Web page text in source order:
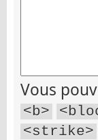
Vous
<b>
<strike>